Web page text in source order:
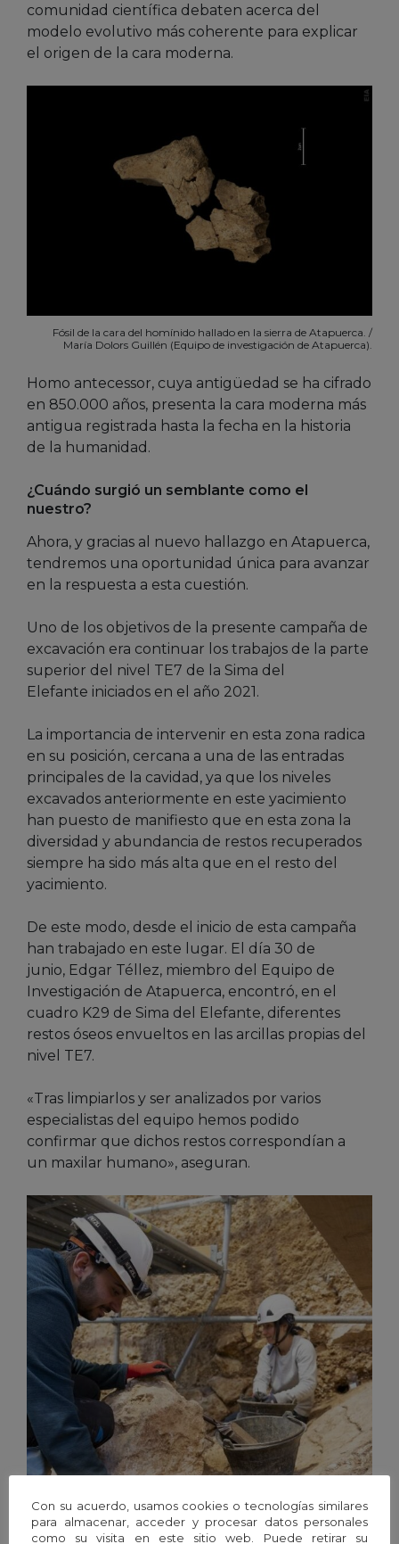
comunidad científica debaten acerca del
modelo evolutivo más coherente para explicar
el origen de la cara moderna.
Fósil de la cara del homínido hallado en la sierra de Atapuerca. /
María Dolors Guillén (Equipo de investigación de Atapuerca).
Homo antecessor, cuya antigüedad se ha cifrado
en 850.000 años, presenta la cara moderna más
antigua registrada hasta la fecha en la historia
de la humanidad.
¿Cuándo surgió un semblante como el
nuestro?
Ahora, y gracias al nuevo hallazgo en Atapuerca,
tendremos una oportunidad única para avanzar
en la respuesta a esta cuestión.
Uno de los objetivos de la presente campaña de
excavación era continuar los trabajos de la parte
superior del nivel TE7 de la Sima del
Elefante iniciados en el año 2021.
La importancia de intervenir en esta zona radica
en su posición, cercana a una de las entradas
principales de la cavidad, ya que los niveles
excavados anteriormente en este yacimiento
han puesto de manifiesto que en esta zona la
diversidad y abundancia de restos recuperados
siempre ha sido más alta que en el resto del
yacimiento.
De este modo, desde el inicio de esta campaña
han trabajado en este lugar. El día 30 de
junio, Edgar Téllez, miembro del Equipo de
Investigación de Atapuerca, encontró, en el
cuadro K29 de Sima del Elefante, diferentes
restos óseos envueltos en las arcillas propias del
nivel TE7.
«Tras limpiarlos y ser analizados por varios
especialistas del equipo hemos podido
confirmar que dichos restos correspondían a
un maxilar humano», aseguran.
Excavaciones en la cueva de la Sima del Elefante. / Susana
Santamaría.
Con su acuerdo, usamos cookies o tecnologías similares
para almacenar, acceder y procesar datos personales
como su visita en este sitio web. Puede retirar su